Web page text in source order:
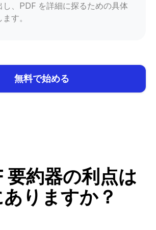
し、PDF を詳細に探るための具体
す。
無料で始める
要約器の利点は
りますか？